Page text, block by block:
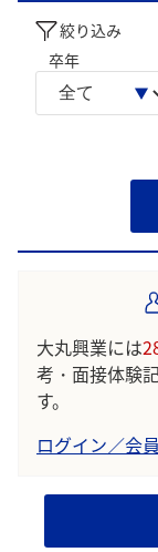
絞り込み
卒年
大丸興業には
考・面接体験記
す。
ログイン／会